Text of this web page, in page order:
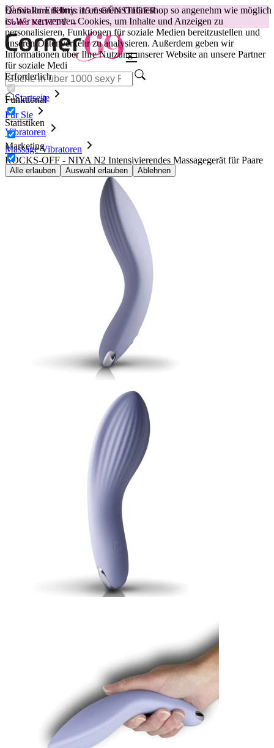
Damit Ihr Erlebnis in unserem Onlineshop so angenehm wie möglich
ist.Wir verwenden Cookies, um Inhalte und Anzeigen zu
personalisieren, Funktionen für soziale Medien bereitzustellen und
unseren Datenverkehr zu analysieren. Außerdem geben wir
Informationen über Ihre Nutzung unserer Website an unsere Partner
für soziale Medi
Erforderlich
Funktional
Statistiken
Marketing
Alle erlauben Auswahl erlauben Ablehnen
😽Svakom Klitty: 15 € GÜNSTIGER
Code: KLITTY →
Startseite
Für Sie
Vibratoren
Massage Vibratoren
ROCKS-OFF - NIYA N2 Intensivierendes Massagegerät für Paare